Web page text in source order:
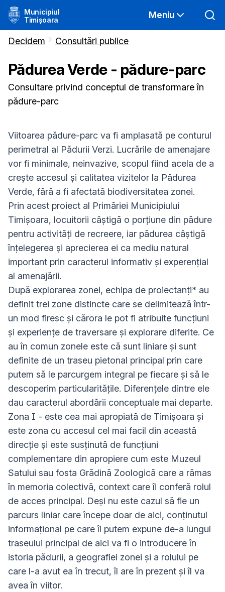
Municipiul
Timișoara
Meniu
Decidem Consultări publice
Pădurea Verde - pădure-parc
Consultare privind conceptul de transformare în
pădure-parc
Viitoarea pădure-parc va fi amplasată pe conturul
perimetral al Pădurii Verzi. Lucrările de amenajare
vor fi minimale, neinvazive, scopul fiind acela de a
crește accesul și calitatea vizitelor la Pădurea
Verde, fără a fi afectată biodiversitatea zonei.
Prin acest proiect al Primăriei Municipiului
Timișoara, locuitorii câștigă o porțiune din pădure
pentru activități de recreere, iar pădurea câștigă
înțelegerea și aprecierea ei ca mediu natural
important prin caracterul informativ și experențial
al amenajării.
După explorarea zonei, echipa de proiectanți* au
definit trei zone distincte care se delimitează într-
un mod firesc și cărora le pot fi atribuite funcțiuni
și experiențe de traversare și explorare diferite. Ce
au în comun zonele este că sunt liniare și sunt
definite de un traseu pietonal principal prin care
putem să le parcurgem integral pe fiecare și să le
descoperim particularitățile. Diferențele dintre ele
dau caracterul abordării conceptuale mai departe.
Zona I - este cea mai apropiată de Timișoara și
este zona cu accesul cel mai facil din această
direcție și este susținută de funcțiuni
complementare din apropiere cum este Muzeul
Satului sau fosta Grădină Zoologică care a rămas
în memoria colectivă, context care îi conferă rolul
de acces principal. Deși nu este cazul să fie un
parcurs liniar care începe doar de aici, conținutul
informațional pe care îl putem expune de-a lungul
traseului principal de aici va fi o introducere în
istoria pădurii, a geografiei zonei și a rolului pe
care l-a avut ea în trecut, îl are în prezent și îl va
avea în viitor.